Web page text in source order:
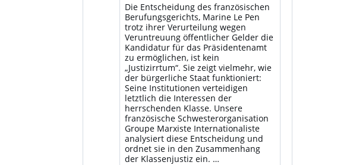
Die Entscheidung des französischen
Berufungsgerichts, Marine Le Pen
trotz ihrer Verurteilung wegen
Veruntreuung öffentlicher Gelder die
Kandidatur für das Präsidentenamt
zu ermöglichen, ist kein
„Justizirrtum“. Sie zeigt vielmehr, wie
der bürgerliche Staat funktioniert:
Seine Institutionen verteidigen
letztlich die Interessen der
herrschenden Klasse. Unsere
französische Schwesterorganisation
Groupe Marxiste Internationaliste
analysiert diese Entscheidung und
ordnet sie in den Zusammenhang
der Klassenjustiz ein. …